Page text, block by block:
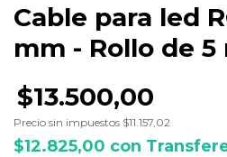
Cable para led
mm - Rollo de 5
$13.500,00
Precio sin impuestos $11.157,02
$12.825,00 con